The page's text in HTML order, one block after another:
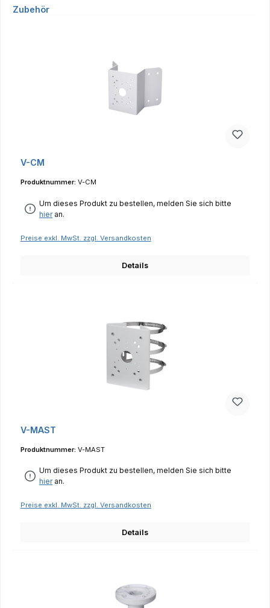
Produktgalerie überspringen
Zubehör
V-CM
Produktnummer: V-CM
Um dieses Produkt zu bestellen, melden Sie sich bitte
hieran.
Preise exkl. MwSt. zzgl. Versandkosten
Details
V-MAST
Produktnummer: V-MAST
Um dieses Produkt zu bestellen, melden Sie sich bitte
hieran.
Preise exkl. MwSt. zzgl. Versandkosten
Details